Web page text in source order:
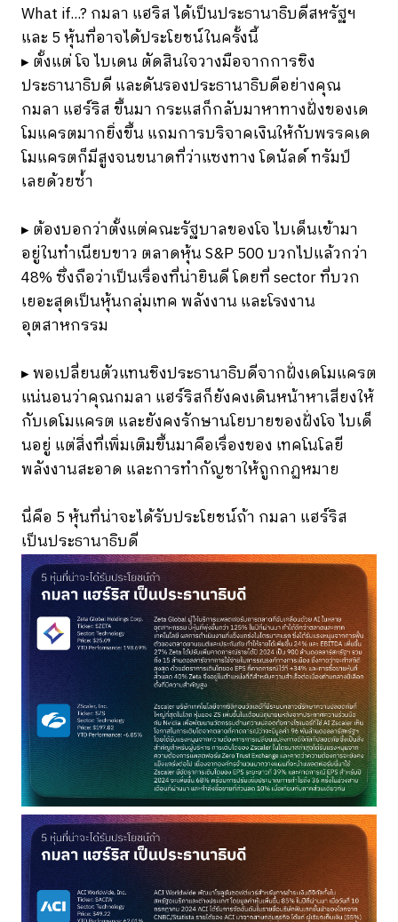
What if...? กมลา แฮริส ได้เป็นประธานาธิบดีสหรัฐฯ
และ 5 หุ้นที่อาจได้ประโยชน์ในครั้งนี้
▸ ตั้งแต่ โจ ไบเดน ตัดสินใจวางมือจากการชิง
ประธานาธิบดี และดันรองประธานาธิบดีอย่างคุณ
กมลา แฮร์ริส ขึ้นมา กระแสก็กลับมาหาทางฝั่งของเด
โมแครตมากยิ่งขึ้น แถมการบริจาคเงินให้กับพรรคเด
โมแครตก็มีสูงจนขนาดที่ว่าแซงทาง โดนัลด์ ทรัมป์
เลยด้วยซ้ำ
▸ ต้องบอกว่าตั้งแต่คณะรัฐบาลของโจ ไบเด็นเข้ามา
อยู่ในทำเนียบขาว ตลาดหุ้น S&P 500 บวกไปแล้วกว่า
48% ซึ่งถือว่าเป็นเรื่องที่น่ายินดี โดยที่ sector ที่บวก
เยอะสุดเป็นหุ้นกลุ่มเทค พลังงาน และโรงงาน
อุตสาหกรรม
▸ พอเปลี่ยนตัวแทนชิงประธานาธิบดีจากฝั่งเดโมแครต
แน่นอนว่าคุณกมลา แฮร์ริสก็ยังคงเดินหน้าหาเสียงให้
กับเดโมแครต และยังคงรักษานโยบายของฝั่งโจ ไบเด็
นอยู่ แต่สิ่งที่เพิ่มเติมขึ้นมาคือเรื่องของ เทคโนโลยี
พลังงานสะอาด และการทำกัญชาให้ถูกกฏหมาย
นี่คือ 5 หุ้นที่น่าจะได้รับประโยชน์ถ้า กมลา แฮร์ริส
เป็นประธานาธิบดี